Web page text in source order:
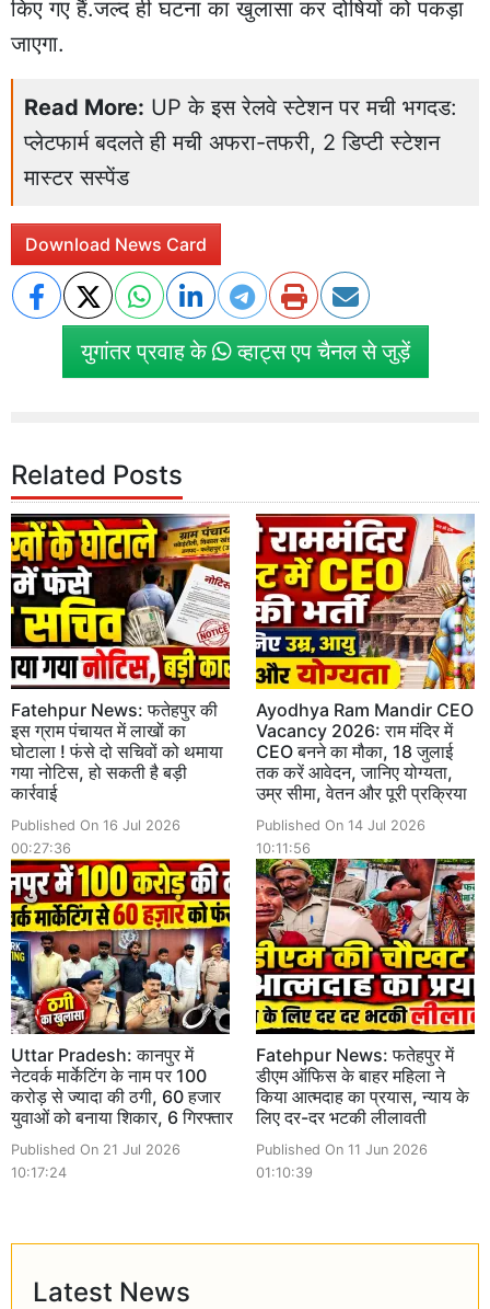
किए गए हैं.जल्द ही घटना का खुलासा कर दोषियों को पकड़ा
जाएगा.
Read More: UP के इस रेलवे स्टेशन पर मची भगदड:
प्लेटफार्म बदलते ही मची अफरा-तफरी, 2 डिप्टी स्टेशन
मास्टर सस्पेंड
Download News Card
युगांतर प्रवाह के व्हाट्स एप चैनल से जुड़ें
Related Posts
Fatehpur News: फतेहपुर की
इस ग्राम पंचायत में लाखों का
घोटाला ! फंसे दो सचिवों को थमाया
गया नोटिस, हो सकती है बड़ी
कार्रवाई
Published On 16 Jul 2026
00:27:36
Ayodhya Ram Mandir CEO
Vacancy 2026: राम मंदिर में
CEO बनने का मौका, 18 जुलाई
तक करें आवेदन, जानिए योग्यता,
उम्र सीमा, वेतन और पूरी प्रक्रिया
Published On 14 Jul 2026
10:11:56
Uttar Pradesh: कानपुर में
नेटवर्क मार्केटिंग के नाम पर 100
करोड़ से ज्यादा की ठगी, 60 हजार
युवाओं को बनाया शिकार, 6 गिरफ्तार
Published On 21 Jul 2026
10:17:24
Fatehpur News: फतेहपुर में
डीएम ऑफिस के बाहर महिला ने
किया आत्मदाह का प्रयास, न्याय के
लिए दर-दर भटकी लीलावती
Published On 11 Jun 2026
01:10:39
Latest News